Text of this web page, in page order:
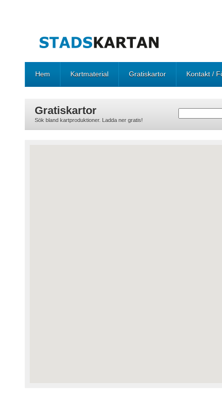
Hem Kartmaterial Gratiskartor Kontakt /
Gratiskartor
Sök bland kartproduktioner. Ladda ner gratis!